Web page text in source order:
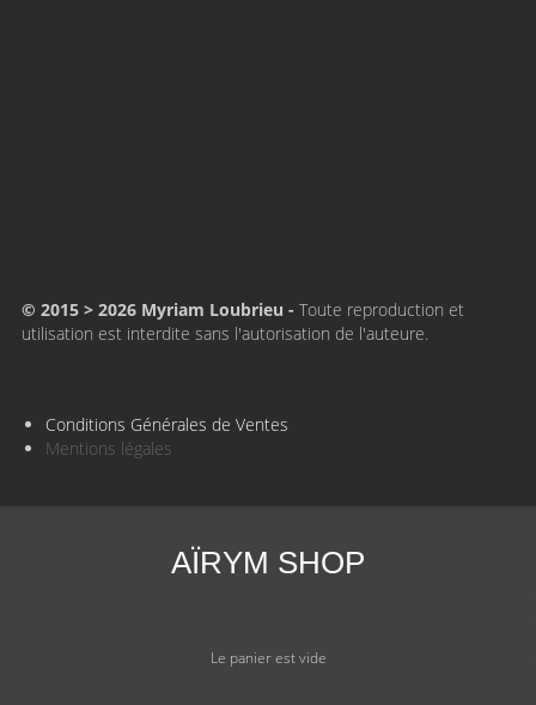
© 2015 > 2026 Myriam Loubrieu - Toute reproduction et
utilisation est interdite sans l'autorisation de l'auteure.
Conditions Générales de Ventes
Mentions légales
AÏRYM SHOP
Le panier est vide